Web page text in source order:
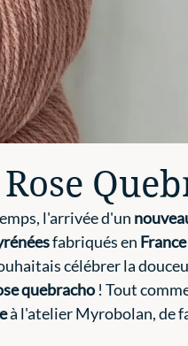
l'arrivée d'un
fabriqués en France
célébrer la
quebracho ! Tout
à l'atelier Myrobolan, de